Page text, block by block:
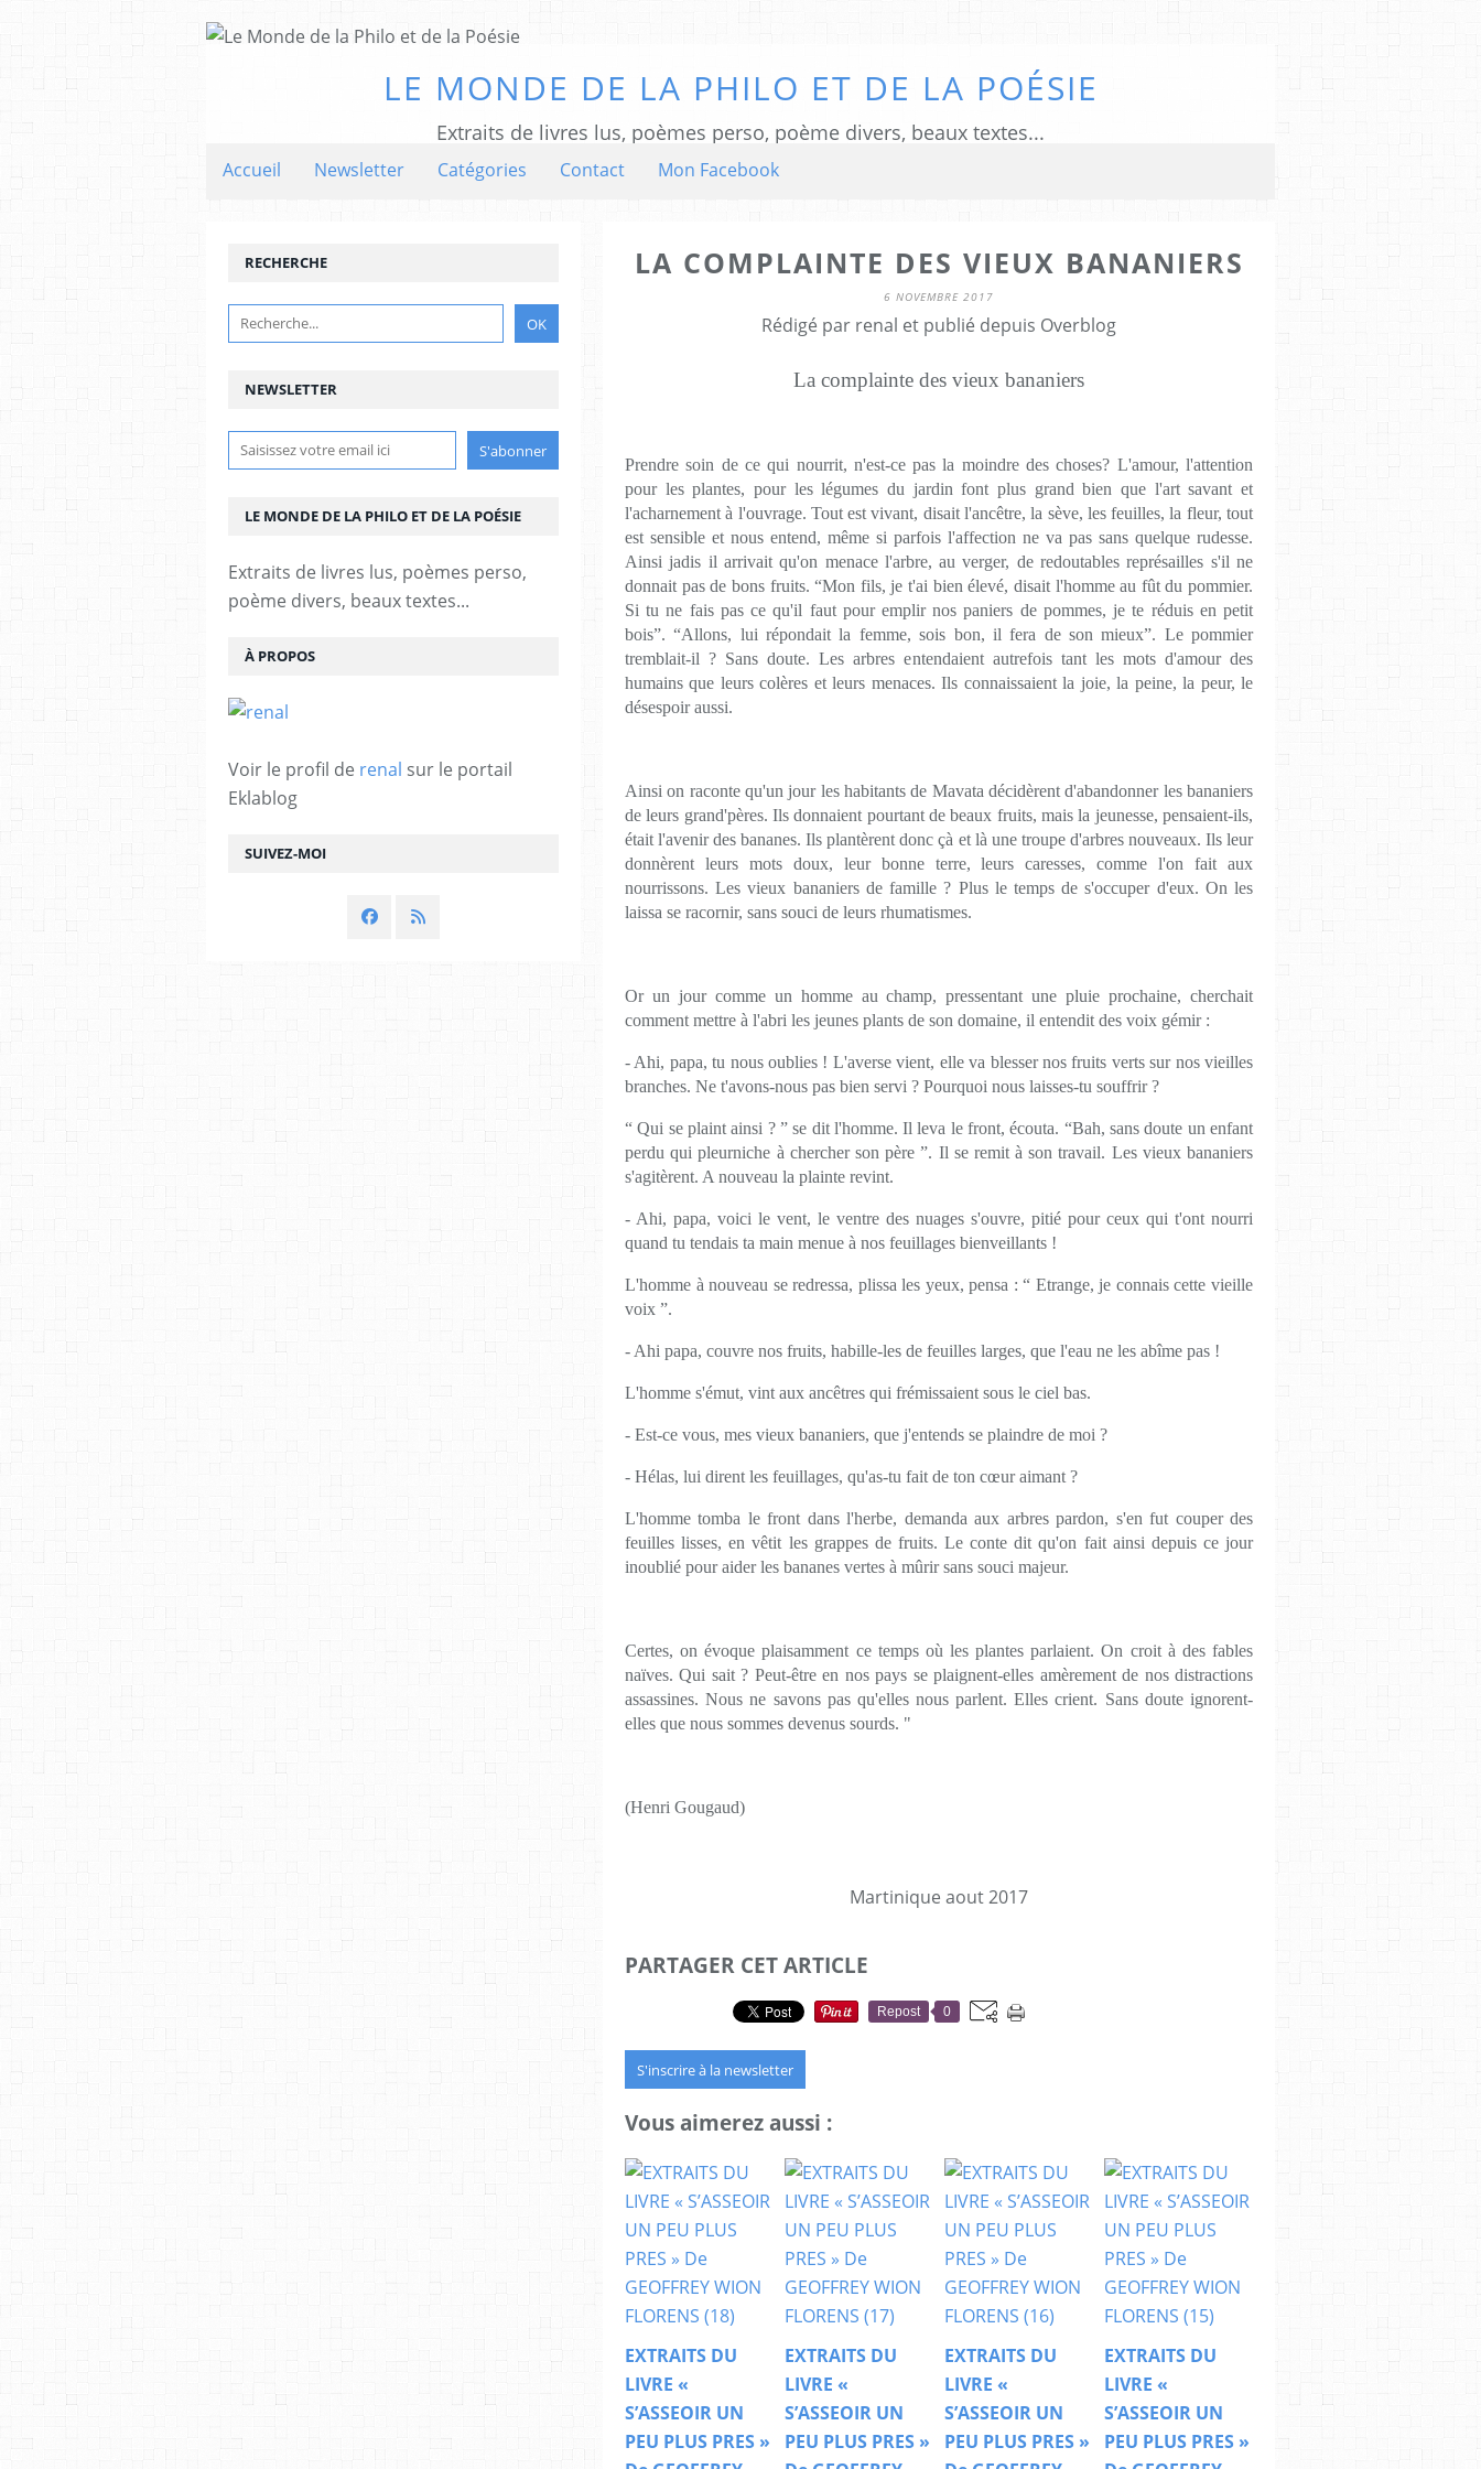
LE MONDE DE LA PHILO ET DE LA POÉSIE
Extraits de livres lus, poèmes perso, poème divers, beaux textes...
Accueil Newsletter Catégories Contact Mon Facebook
LA COMPLAINTE DES VIEUX BANANIERS
6 NOVEMBRE 2017
Rédigé par renal et publié depuis Overblog
La complainte des vieux bananiers
Prendre soin de ce qui nourrit, n'est-ce pas la moindre des choses? L'amour, l'attention
pour les plantes, pour les légumes du jardin font plus grand bien que l'art savant et
l'acharnement à l'ouvrage. Tout est vivant, disait l'ancêtre, la sève, les feuilles, la fleur, tout
est sensible et nous entend, même si parfois l'affection ne va pas sans quelque rudesse.
Ainsi jadis il arrivait qu'on menace l'arbre, au verger, de redoutables représailles s'il ne
donnait pas de bons fruits. “Mon fils, je t'ai bien élevé, disait l'homme au fût du pommier.
Si tu ne fais pas ce qu'il faut pour emplir nos paniers de pommes, je te réduis en petit
bois”. “Allons, lui répondait la femme, sois bon, il fera de son mieux”. Le pommier
tremblait-il ? Sans doute. Les arbres entendaient autrefois tant les mots d'amour des
humains que leurs colères et leurs menaces. Ils connaissaient la joie, la peine, la peur, le
désespoir aussi.
Ainsi on raconte qu'un jour les habitants de Mavata décidèrent d'abandonner les bananiers
de leurs grand'pères. Ils donnaient pourtant de beaux fruits, mais la jeunesse, pensaient-ils,
était l'avenir des bananes. Ils plantèrent donc çà et là une troupe d'arbres nouveaux. Ils leur
donnèrent leurs mots doux, leur bonne terre, leurs caresses, comme l'on fait aux
nourrissons. Les vieux bananiers de famille ? Plus le temps de s'occuper d'eux. On les
laissa se racornir, sans souci de leurs rhumatismes.
Or un jour comme un homme au champ, pressentant une pluie prochaine, cherchait
comment mettre à l'abri les jeunes plants de son domaine, il entendit des voix gémir :
- Ahi, papa, tu nous oublies ! L'averse vient, elle va blesser nos fruits verts sur nos vieilles
branches. Ne t'avons-nous pas bien servi ? Pourquoi nous laisses-tu souffrir ?
“ Qui se plaint ainsi ? ” se dit l'homme. Il leva le front, écouta. “Bah, sans doute un enfant
perdu qui pleurniche à chercher son père ”. Il se remit à son travail. Les vieux bananiers
s'agitèrent. A nouveau la plainte revint.
- Ahi, papa, voici le vent, le ventre des nuages s'ouvre, pitié pour ceux qui t'ont nourri
quand tu tendais ta main menue à nos feuillages bienveillants !
L'homme à nouveau se redressa, plissa les yeux, pensa : “ Etrange, je connais cette vieille
voix ”.
- Ahi papa, couvre nos fruits, habille-les de feuilles larges, que l'eau ne les abîme pas !
L'homme s'émut, vint aux ancêtres qui frémissaient sous le ciel bas.
- Est-ce vous, mes vieux bananiers, que j'entends se plaindre de moi ?
- Hélas, lui dirent les feuillages, qu'as-tu fait de ton cœur aimant ?
L'homme tomba le front dans l'herbe, demanda aux arbres pardon, s'en fut couper des
feuilles lisses, en vêtit les grappes de fruits. Le conte dit qu'on fait ainsi depuis ce jour
inoublié pour aider les bananes vertes à mûrir sans souci majeur.
Certes, on évoque plaisamment ce temps où les plantes parlaient. On croit à des fables
naïves. Qui sait ? Peut-être en nos pays se plaignent-elles amèrement de nos distractions
assassines. Nous ne savons pas qu'elles nous parlent. Elles crient. Sans doute ignorent-
elles que nous sommes devenus sourds. "
(Henri Gougaud)
Martinique aout 2017
PARTAGER CET ARTICLE
Repost 0
S'inscrire à la newsletter
Vous aimerez aussi :
EXTRAITS DU
LIVRE «
S’ASSEOIR UN
PEU PLUS PRES »
EXTRAITS DU
LIVRE «
S’ASSEOIR UN
PEU PLUS PRES »
EXTRAITS DU
LIVRE «
S’ASSEOIR UN
PEU PLUS PRES »
EXTRAITS DU
LIVRE «
S’ASSEOIR UN
PEU PLUS PRES »
NEWSLETTER
SUIVEZ-MOI
RECHERCHE
LE MONDE DE LA PHILO ET DE LA POÉSIE
Extraits de livres lus, poèmes perso,
poème divers, beaux textes...
À PROPOS
Voir le profil de renal sur le portail
Eklablog